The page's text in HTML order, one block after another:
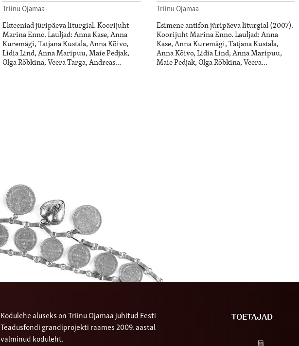
Triinu Ojamaa
Ekteeniad jüripäeva liturgial. Koorijuht
Marina Enno. Lauljad: Anna Kase, Anna
Kuremägi, Tatjana Kustala, Anna Kõivo,
Lidia Lind, Anna Maripuu, Maie Pedjak,
Olga Rõbkina, Veera Targa, Andreas…
Triinu Ojamaa
Esimene antifon jüripäeva liturgial (2007).
Koorijuht Marina Enno. Lauljad: Anna
Kase, Anna Kuremägi, Tatjana Kustala,
Anna Kõivo, Lidia Lind, Anna Maripuu,
Maie Pedjak, Olga Rõbkina, Veera…
Kodulehe aluseks on Triinu Ojamaa juhitud Eesti
Teadusfondi grandiprojekti raames 2009. aastal
valminud koduleht.
TOETAJAD